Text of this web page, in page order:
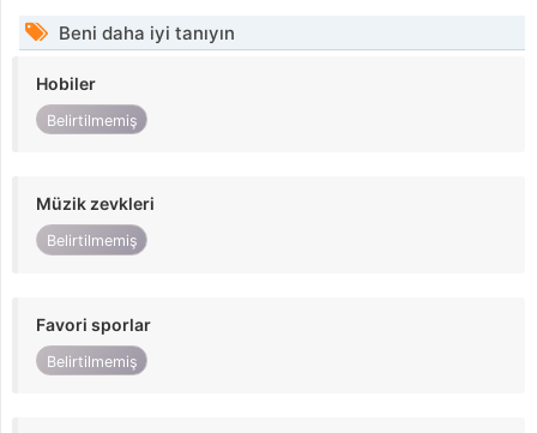
Beni daha iyi tanıyın
Hobiler
Belirtilmemiş
Müzik zevkleri
Belirtilmemiş
Favori sporlar
Belirtilmemiş